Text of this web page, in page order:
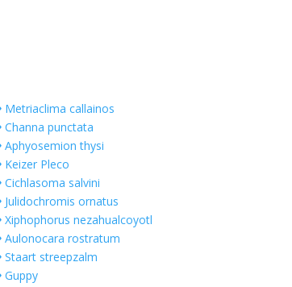
Metriaclima callainos
Channa punctata
Aphyosemion thysi
Keizer Pleco
Cichlasoma salvini
Julidochromis ornatus
Xiphophorus nezahualcoyotl
Aulonocara rostratum
Staart streepzalm
Guppy